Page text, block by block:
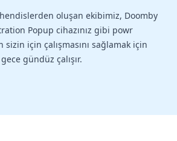
oluşan ekibimiz, Doomby
Popup cihazınız gibi powr
sizin için çalışmasını sağlamak için
gece gündüz çalışır.